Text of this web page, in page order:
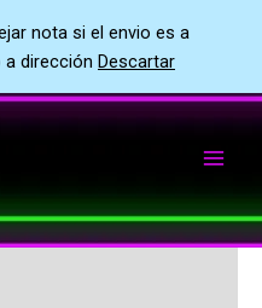
nota si el envio es a
dirección Descartar